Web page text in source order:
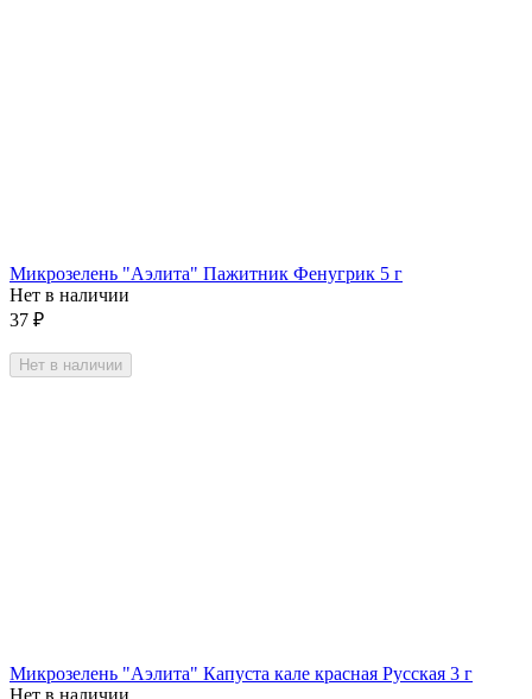
Микрозелень "Аэлита" Пажитник Фенугрик 5 г
Нет в наличии
37 ₽
Нет в наличии
Микрозелень "Аэлита" Капуста кале красная Русская 3 г
Нет в наличии